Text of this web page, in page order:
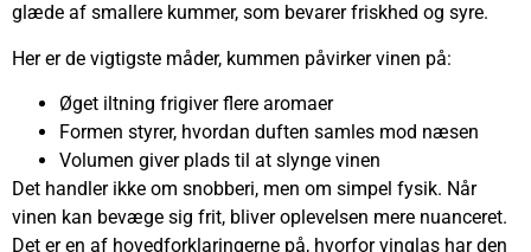
glæde af smallere kummer, som bevarer friskhed og syre.
Her er de vigtigste måder, kummen påvirker vinen på:
Øget iltning frigiver flere aromaer
Formen styrer, hvordan duften samles mod næsen
Volumen giver plads til at slynge vinen
Det handler ikke om snobberi, men om simpel fysik. Når
vinen kan bevæge sig frit, bliver oplevelsen mere nuanceret.
Det er en af hovedforklaringerne på, hvorfor vinglas har den